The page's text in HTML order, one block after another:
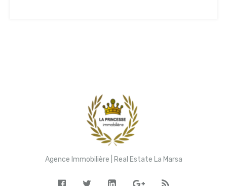
Agence Immobilière | Real Estate La Marsa